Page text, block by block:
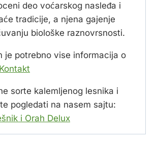
deo voćarskog nasleđa i
tradicije, a njena gajenje
biološke raznovrsnosti.
je potrebno vise informacija o
Kontakt
sorte kalemljenog lesnika i
pogledati na nasem sajtu:
i Orah Delux